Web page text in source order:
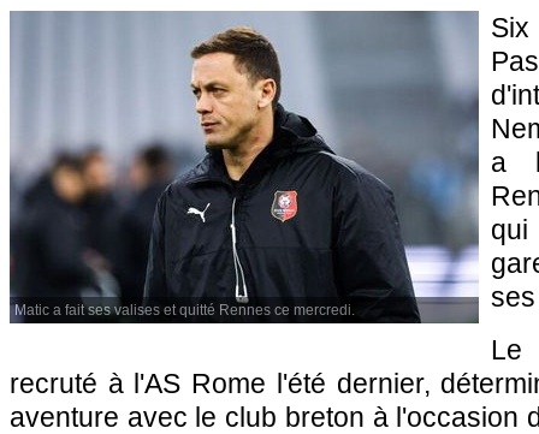
Matic a fait ses valises et quitté Rennes ce mercredi.
Six
a
Le
recruté à l'AS Rome l'été dernier,
aventure avec le club breton à l'occasion